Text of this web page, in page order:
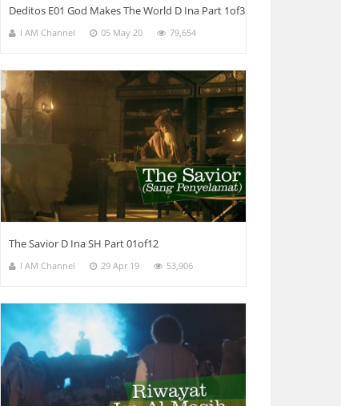
Deditos E01 God Makes The World D Ina Part 1of3
I AM Channel 05 May 20 79,654
The Savior D Ina SH Part 01of12
I AM Channel 29 Apr 19 53,906